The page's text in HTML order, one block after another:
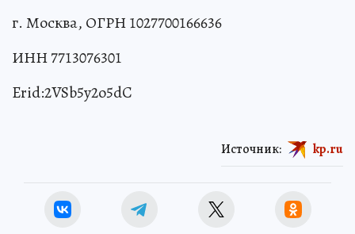
г. Москва, ОГРН 1027700166636
ИНН 7713076301
Erid:2VSb5y2o5dC
Источник: kp.ru